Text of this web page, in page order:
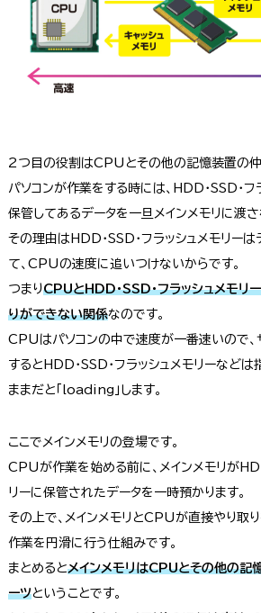
2つ目の役割はCPUとその他の記憶装置の仲
パソコンが作業をする時には、HDD・SSD・フ
保管してあるデータを一旦メインメモリに渡さ
その理由はHDD・SSD・フラッシュメモリー
て、CPUの速度に追いつけないからです。
つまりCPUとHDD・SSD・フラッシュメモリ
りができない関係なのです。
CPUはパソコンの中で速度が一番速いので、
するとHDD・SSD・フラッシュメモリーなど
ままだと「loading」します。
ここでメインメモリの登場です。
CPUが作業を始める前に、メインメモリが
リーに保管されたデータを一時預かります。
その上で、メインメモリとCPUが直接やり取
作業を円滑に行う仕組みです。
まとめるとメインメモリはCPUとその他の記
ーツということです。